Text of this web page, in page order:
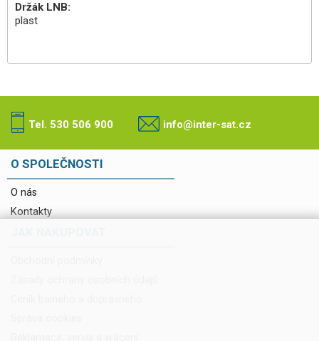
Držák LNB:
plast
Tel. 530 506 900 info@inter-sat.cz
O SPOLEČNOSTI
O nás
Kontakty